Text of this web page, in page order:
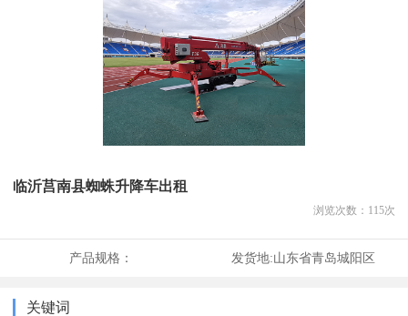
临沂莒南县蜘蛛升降车出租
浏览次数： 115次
产品规格： 发货地:山东省青岛城阳区
关键词